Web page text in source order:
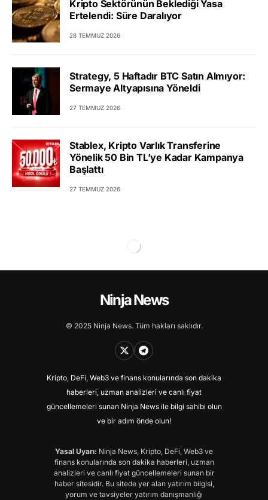
Kripto Sektörünün Beklediği Yasa
Ertelendi: Süre Daralıyor
28 TEMMUZ 2026
Strategy, 5 Haftadır BTC Satın Almıyor:
Sermaye Altyapısına Yöneldi
27 TEMMUZ 2026
Stablex, Kripto Varlık Transferine
Yönelik 50 Bin TL’ye Kadar Kampanya
Başlattı
27 TEMMUZ 2026
Ninja News
© 2025 Ninja News. Tüm hakları saklıdır.
Kripto, DeFi, Web3 ve finans konularında son dakika
haberleri, uzman analizleri ve canlı fiyat
güncellemeleri sunan Ninja News ile bilgi sahibi olun
ve bir adım önde olun!
Yasal Uyarı: Ninja News, Kripto, DeFi, Web3 ve
finans konularında son dakika haberleri, uzman
analizleri ve canlı fiyat güncellemeleri sunan bir
haber sitesidir. Bu sitede yer alan yatırım bilgisi,
yorum ve tavsiyeler yatırım danışmanlığı